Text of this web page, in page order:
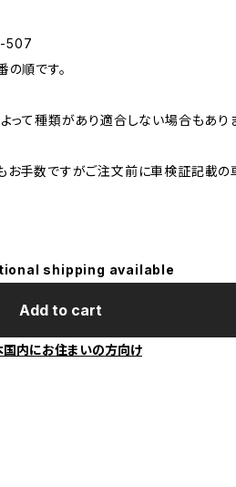
507
順です。
って種類があり適合しない場合もあり
お手数ですがご注文前に車検証記載の
shipping available
Add to cart
国内にお住まいの方向け